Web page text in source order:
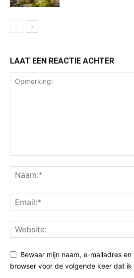
LAAT EEN REACTIE ACHTER
Bewaar mijn naam, e-mailadres
browser voor de volgende keer dat